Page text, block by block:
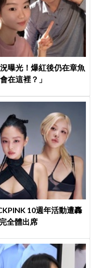
曝光！爆紅後仍在章魚
在這裡？」
10週年活動遭轟
全體出席